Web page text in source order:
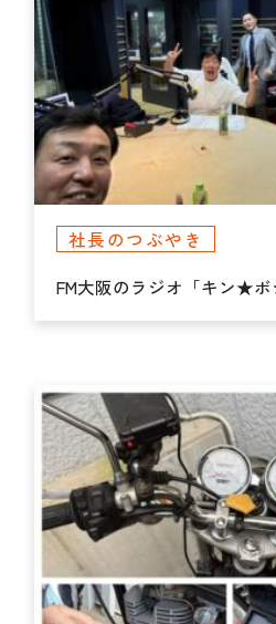
社長のつぶやき
FM大阪のラジオ「キン★ボ